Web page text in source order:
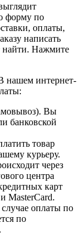
форму по
оплаты,
написать
найти. Нажмите
нашем интернет-
Вы
банковской
товар
курьеру.
через
центра
карт
MasterCard.
оплаты по
по